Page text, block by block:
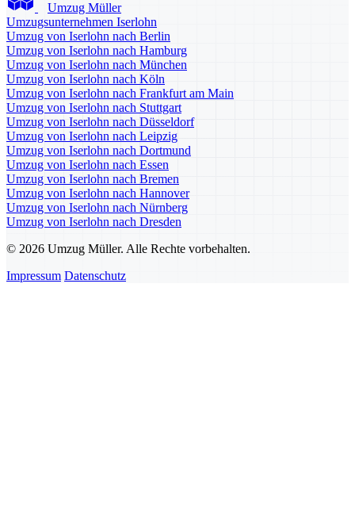
Umzug Müller
Umzugsunternehmen Iserlohn
Umzug von Iserlohn nach Berlin
Umzug von Iserlohn nach Hamburg
Umzug von Iserlohn nach München
Umzug von Iserlohn nach Köln
Umzug von Iserlohn nach Frankfurt am Main
Umzug von Iserlohn nach Stuttgart
Umzug von Iserlohn nach Düsseldorf
Umzug von Iserlohn nach Leipzig
Umzug von Iserlohn nach Dortmund
Umzug von Iserlohn nach Essen
Umzug von Iserlohn nach Bremen
Umzug von Iserlohn nach Hannover
Umzug von Iserlohn nach Nürnberg
Umzug von Iserlohn nach Dresden
© 2026 Umzug Müller. Alle Rechte vorbehalten.
Impressum Datenschutz